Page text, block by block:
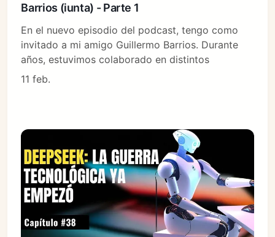
Barrios (iunta) - Parte 1
En el nuevo episodio del podcast, tengo como
invitado a mi amigo Guillermo Barrios. Durante
años, estuvimos colaborado en distintos
11 feb.